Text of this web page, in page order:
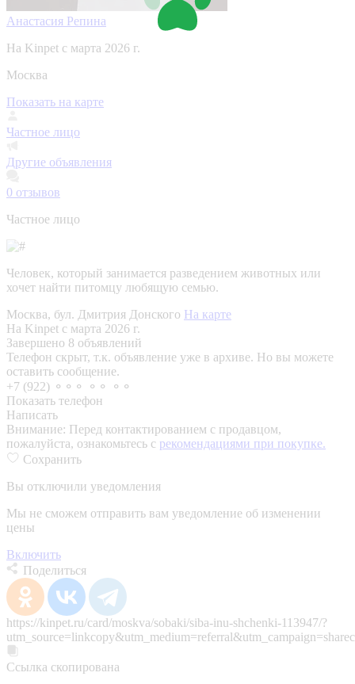
Анастасия Репина
На Kinpet c марта 2026 г.
Москва
Показать на карте
Частное лицо
Другие объявления
0 отзывов
Частное лицо
Человек, который занимается разведением животных или
хочет найти питомцу любящую семью.
Москва, бул. Дмитрия Донского На карте
На Kinpet c марта 2026 г.
Завершено 8 объявлений
Телефон скрыт, т.к. объявление уже в архиве. Но вы можете
оставить сообщение.
+7 (922) ⚬⚬⚬ ⚬⚬ ⚬⚬
Показать телефон
Написать
Внимание: Перед контактированием с продавцом,
пожалуйста, ознакомьтесь с рекомендациями при покупке.
Сохранить
Вы отключили уведомления
Мы не сможем отправить вам уведомление об изменении
цены
Включить
Поделиться
https://kinpet.ru/card/moskva/sobaki/siba-inu-shchenki-113947/?
Ссылка скопирована